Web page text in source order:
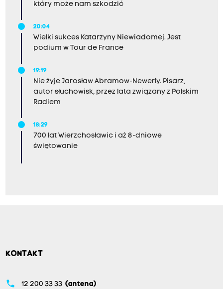
który może nam szkodzić
20:04
Wielki sukces Katarzyny Niewiadomej. Jest
podium w Tour de France
19:19
Nie żyje Jarosław Abramow-Newerly. Pisarz,
autor słuchowisk, przez lata związany z Polskim
Radiem
18:29
700 lat Wierzchosławic i aż 8-dniowe
świętowanie
KONTAKT
phone 12 200 33 33 (antena)